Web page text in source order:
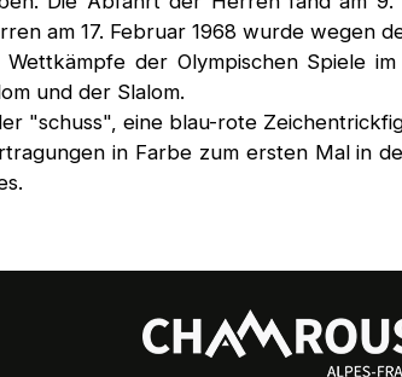
am 17. Februar 1968 wurde wegen
der Olympischen Spiele
und der Slalom.
"schuss", eine blau-rote
in Farbe zum ersten Mal in